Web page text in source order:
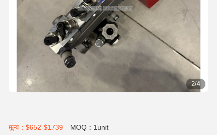
2/4
मूल्य：$652-$1739 MOQ：1unit